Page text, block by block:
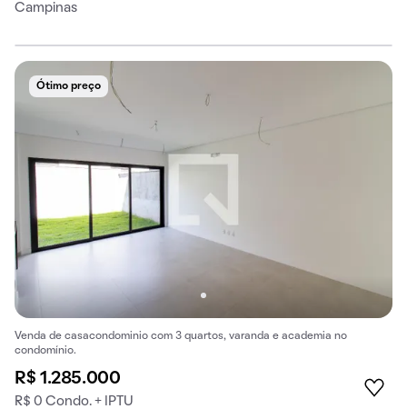
Campinas
Ótimo preço
Venda de casacondominio com 3 quartos, varanda e academia no
condomínio.
R$ 1.285.000
R$ 0 Condo. + IPTU